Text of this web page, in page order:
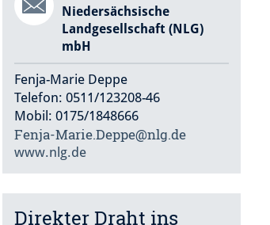
Niedersächsische
Landgesellschaft (NLG)
mbH
Fenja-Marie Deppe
Telefon: 0511/123208-46
Mobil: 0175/1848666
Fenja-Marie.Deppe@nlg.de
www.nlg.de
Direkter Draht ins